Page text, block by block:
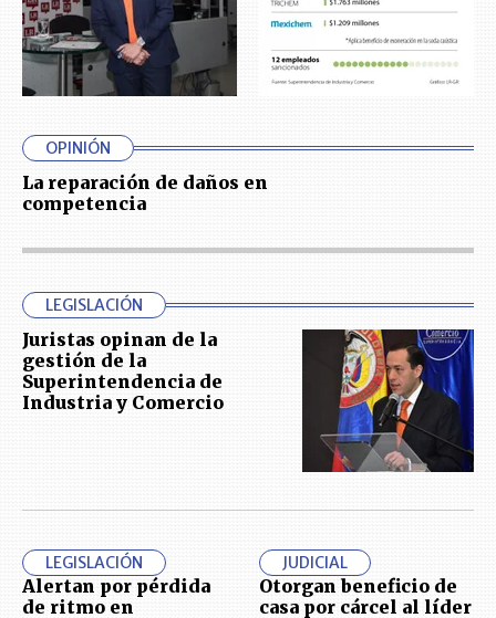
OPINIÓN
La reparación de daños en
competencia
LEGISLACIÓN
Juristas opinan de la
gestión de la
Superintendencia de
Industria y Comercio
LEGISLACIÓN
Alertan por pérdida
de ritmo en
JUDICIAL
Otorgan beneficio de
casa por cárcel al líder